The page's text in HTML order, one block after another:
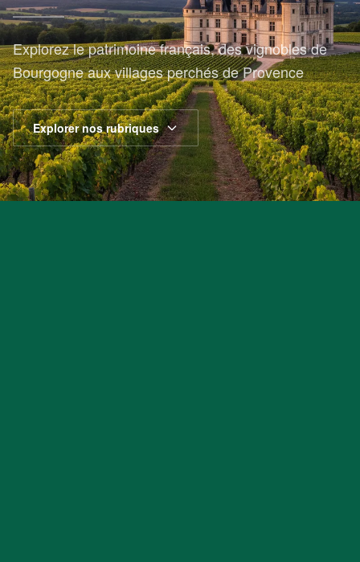
Explorez le patrimoine français, des vignobles de
Bourgogne aux villages perchés de Provence
Explorer nos rubriques